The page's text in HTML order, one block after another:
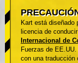
Kart está diseñado
licencia de
Internacional de
Fuerzas de
con una traducción